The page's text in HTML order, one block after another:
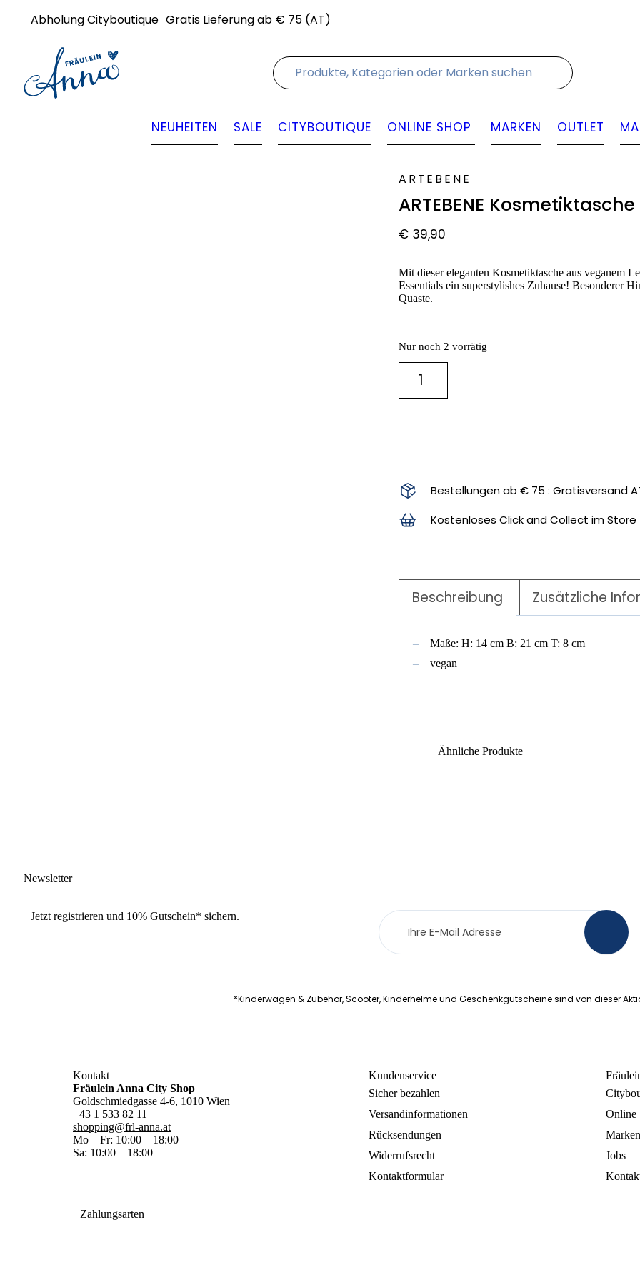
Abholung Cityboutique Gratis Lieferung ab € 75 (AT)
NEUHEITEN SALE CITYBOUTIQUE ONLINE SHOP MARKEN OUTLET
ARTEBENE
ARTEBENE
€ 39,90
Mit dieser eleganten Kosmetiktasche aus veganem
Essentials ein superstylishes Zuhause! Besonderer
Quaste.
Nur noch 2 vorrätig
Bestellungen ab € 75 : Gratisversand
Kostenloses Click and Collect im Store
Beschreibung Zusätzliche
Maße: H: 14 cm B: 21 cm T: 8 cm
vegan
Ähnliche Produkte
Newsletter
Jetzt registrieren und 10% Gutschein* sichern.
Newsletter
Anmeldung
*Kinderwägen & Zubehör, Scooter, Kinderhelme und Geschenkgutscheine sind von dieser
Kontakt
Fräulein Anna City Shop
Goldschmiedgasse 4-6, 1010 Wien
+43 1 533 82 11
shopping@frl-anna.at
Mo – Fr: 10:00 – 18:00
Sa: 10:00 – 18:00
Kundenservice
Sicher bezahlen
Versandinformationen
Rücksendungen
Widerrufsrecht
Kontaktformular
Online
Marken
Jobs
Zahlungsarten